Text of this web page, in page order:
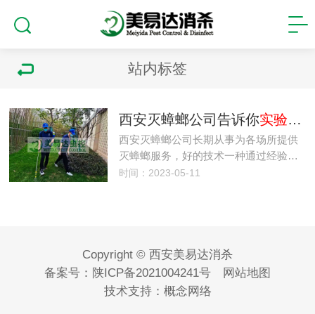
站内标签
西安灭蟑螂公司告诉你实验室
西安灭蟑螂公司长期从事为各场所提供
灭蟑螂服务，好的技术一种通过经验…
时间：2023-05-11
Copyright © 西安美易达消杀
备案号： 陕ICP备2021004241号
网站地图
技术支持： 概念网络